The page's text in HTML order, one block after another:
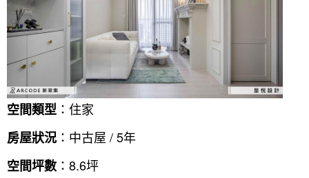
空間類型 ：住家
房屋狀況 ：中古屋 / 5年
空間坪數 ：8.6坪
裝潢圖紙免費健檢
辦公室
其他
21~30坪
31~50坪
51坪以上
現代
簡約
休閒
北歐
古典
鄉村
工業
預算
150萬以內
151萬~250萬
251萬以上
新北市
桃園 新竹 竹北
台中
台南 高雄
你家我家 Podcast
虛擬線上裝潢
房屋仲介方案
室內設計師方案
傢俱建材商方案
一般屋主方案
裝潢輕鬆點
2房2聽 - 基本版
2房2廳 - 精裝版
3房2聽 - 基本版
3房2廳 - 精裝版
綠建材
居家風水
老屋翻新
主題精選
設計知識+
國外案例
設計私房話
線上賞屋
北部
台北市
新北市
桃園市
新竹市
基隆市
徵設計師